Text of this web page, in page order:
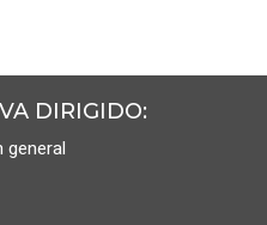
DIRIGIDO:
general